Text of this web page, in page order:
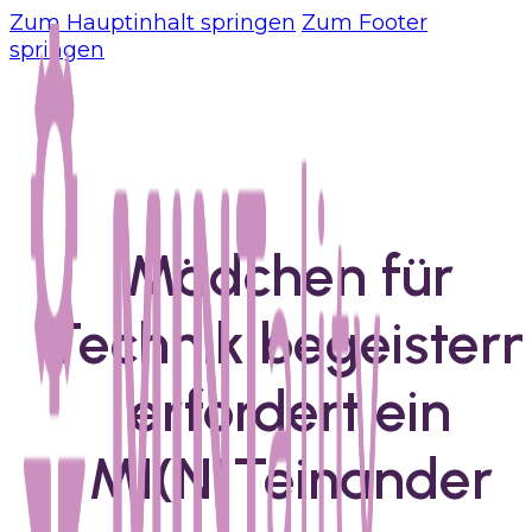
Zum Hauptinhalt springen Zum Footer
springen
Mädchen für
Technik begeistern
erfordert ein
MI(N)Teinander